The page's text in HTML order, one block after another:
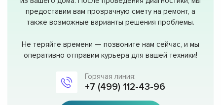
предоставим вам прозрачную смету на ремонт, а
также возможные варианты решения проблемы.
Не теряйте времени — позвоните нам сейчас, и мы
оперативно отправим курьера для вашей техники!
Горячая линия:
+7 (499) 112-43-96